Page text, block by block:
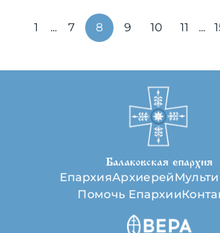
1 ... 7 8 9 10 11 ...
Балаковская епархия
ЕпархияАрхиерей
Помочь Епархии